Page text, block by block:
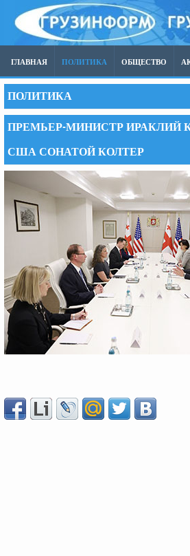
ГЛАВНАЯ ПОЛИТИКА ОБЩЕСТВО
ПОЛИТИКА
ПРЕМЬЕР-МИНИСТР ИРАКЛИЙ
США СОНАТОЙ КОЛТЕР